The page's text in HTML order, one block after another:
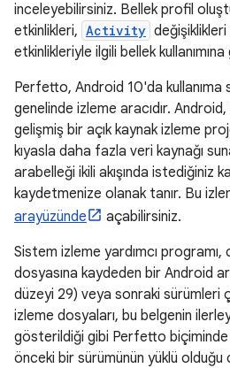
inceleyebilirsiniz. Bellek profil
etkinlikleri, Activity
etkinlikleriyle ilgili bellek
Perfetto, Android 10'da kullanıma
genelinde izleme aracıdır.
gelişmiş bir açık kaynak izleme
kıyasla daha fazla veri kaynağı
arabelleği ikili akışında istediğiniz
kaydetmenize olanak tanır. Bu
arayüzünde
açabilirsiniz.
Sistem izleme yardımcı
dosyasına kaydeden bir Android
düzeyi 29) veya sonraki sürümleri
izleme dosyaları, bu belgenin
gösterildiği gibi Perfetto biçiminde
önceki bir sürümünün yüklü